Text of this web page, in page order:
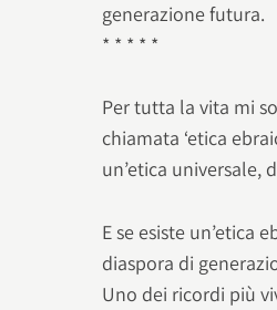
generazione futura.
* * * * *
Per tutta la vita mi
chiamata ‘etica
un’etica universale,
E se esiste un’etica
diaspora di
Uno dei ricordi più